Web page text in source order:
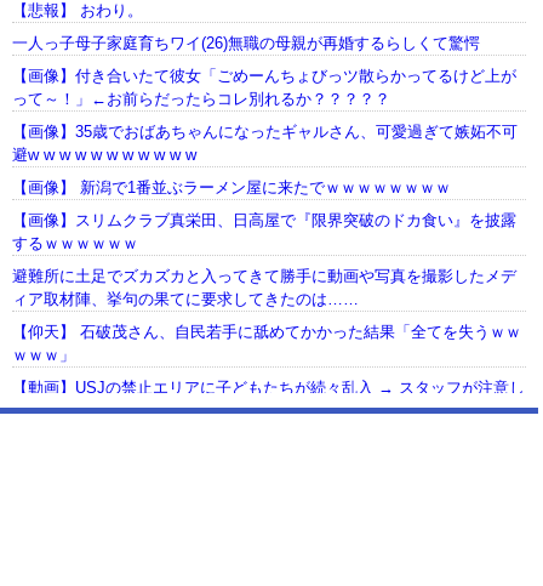
【悲報】 おわり。
一人っ子母子家庭育ちワイ(26)無職の母親が再婚するらしくて驚愕
【画像】付き合いたて彼女「ごめーんちょびっツ散らかってるけど上が
って～！」←お前らだったらコレ別れるか？？？？？
【画像】35歳でおばあちゃんになったギャルさん、可愛過ぎて嫉妬不可
避w w w w w w w w w w w
【画像】 新潟で1番並ぶラーメン屋に来たでｗｗｗｗｗｗｗｗ
【画像】スリムクラブ真栄田、日高屋で『限界突破のドカ食い』を披露
するｗｗｗｗｗｗ
避難所に土足でズカズカと入ってきて勝手に動画や写真を撮影したメデ
ィア取材陣、挙句の果てに要求してきたのは……
【仰天】 石破茂さん、自民若手に舐めてかかった結果「全てを失うｗｗ
ｗｗｗ」
【動画】USJの禁止エリアに子どもたちが続々乱入 → スタッフが注意し
ても止まらない事態に